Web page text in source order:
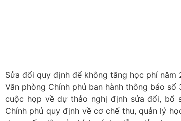
Sửa đổi quy định để không tăng học phí năm
Văn phòng Chính phủ ban hành thông báo
cuộc họp về dự thảo nghị định sửa đổi, bổ
Chính phủ quy định về cơ chế thu, quản lý